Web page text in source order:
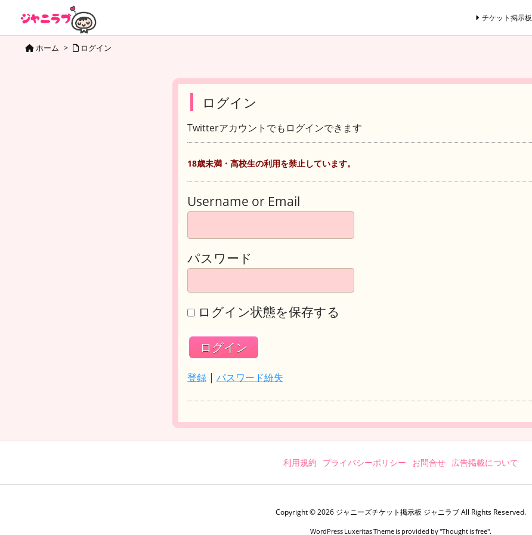
チケット掲示板
ホーム > ログイン
ログイン
Twitterアカウントでもログインできます
18歳未満・高校生の利用を禁止しています。
Username or Email
パスワード
ログイン状態を保存する
登録| パスワード紛失
利用規約 プライバシーポリシー お問合せ 広告掲載について
Copyright ©2026 ジャニーズチケット掲示板 ジャニラブAll Rights Reserved.
WordPress Luxeritas Theme is provided by "Thought is free".